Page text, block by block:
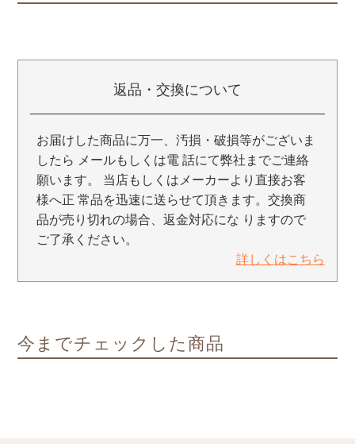
返品・交換について
お届けした商品に万一、汚損・破損等がございま
したら メールもしくは電 話にて弊社までご連絡
願います。 当店もしくはメーカーより直接お客
様へ正 常品を迅速に送らせて頂きます。交換商
品が売り切れの場合、返金対応にな りますので
ご了承ください。
詳しくはこちら
今までチェックした商品